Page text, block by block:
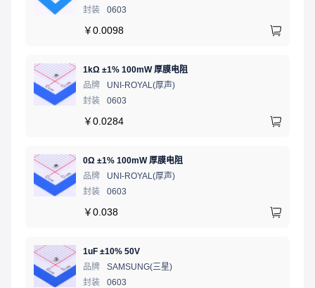
封装
0603
￥0.0098
1kΩ ±1% 100mW 厚膜电阻
品牌
UNI-ROYAL(厚声)
封装
0603
￥0.0284
0Ω ±1% 100mW 厚膜电阻
品牌
UNI-ROYAL(厚声)
封装
0603
￥0.038
1uF ±10% 50V
品牌
SAMSUNG(三星)
封装
0603